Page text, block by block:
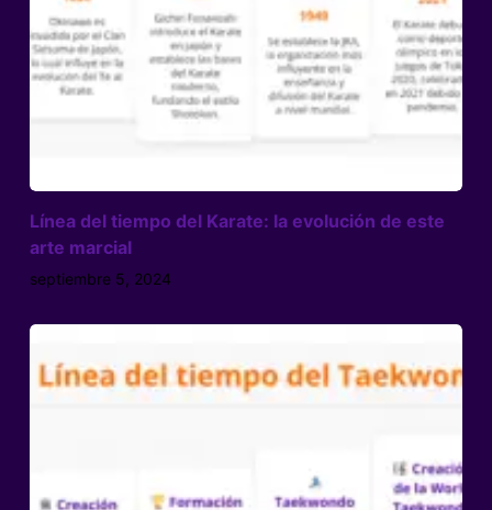
Línea del tiempo del Karate: la evolución de este
arte marcial
septiembre 5, 2024